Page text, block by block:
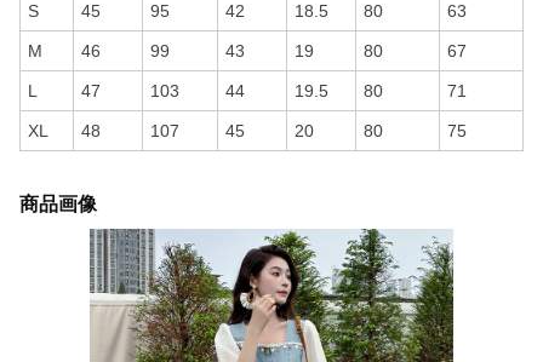
S 45 95 42 18.5 80 63
M 46 99 43 19 80 67
L 47 103 44 19.5 80 71
XL 48 107 45 20 80 75
商品画像